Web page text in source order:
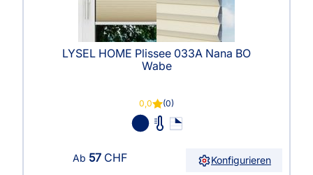
LYSEL HOME Plissee 033A Nana BO
Wabe
0,0 (0)
Ab 57 CHF Konfigurieren